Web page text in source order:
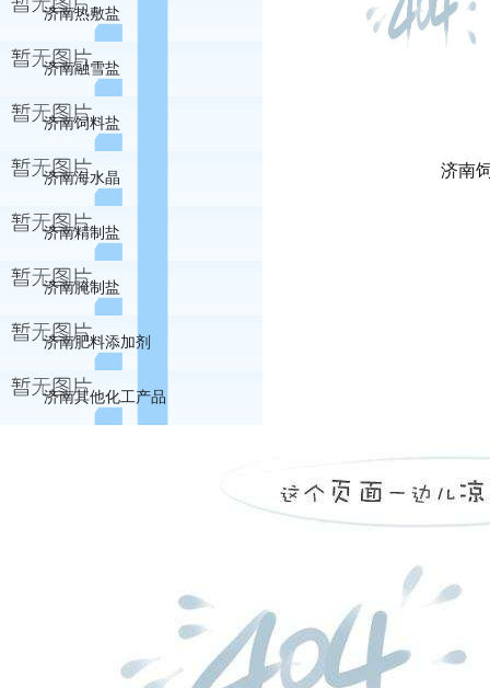
济南热敷盐
济南融雪盐
济南饲料盐
济南海水晶
济南精制盐
济南腌制盐
济南肥料添加剂
济南其他化工产品
济南